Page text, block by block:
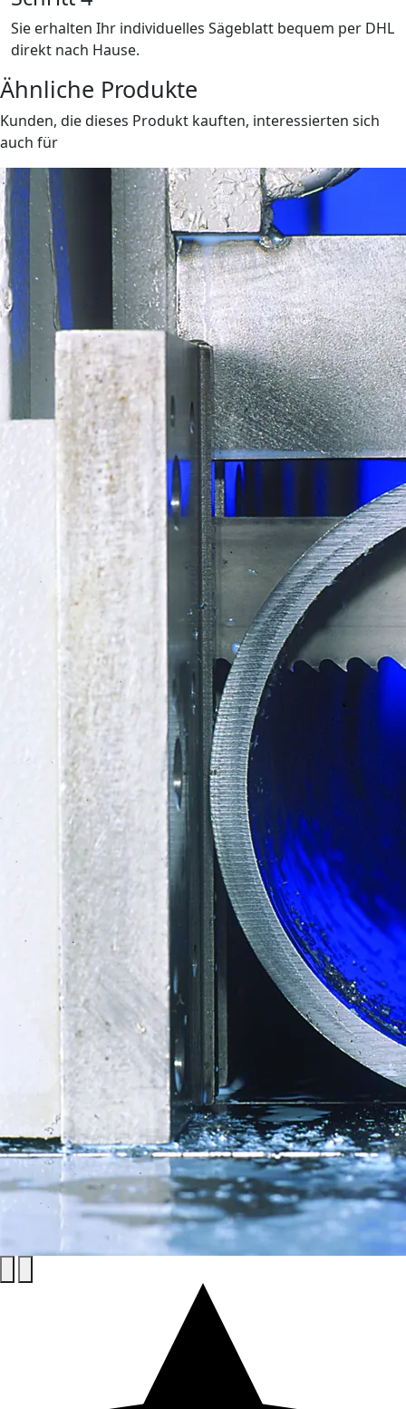
Sie erhalten Ihr individuelles Sägeblatt bequem per DHL
direkt nach Hause.
Ähnliche Produkte
Kunden, die dieses Produkt kauften, interessierten sich
auch für